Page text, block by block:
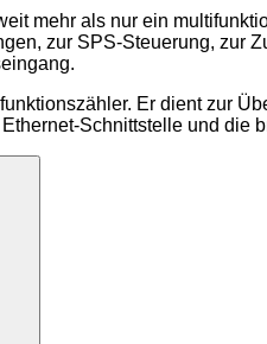
mehr als nur ein
zur SPS-Steuerung,
Er dient zur
Schnittstelle und die